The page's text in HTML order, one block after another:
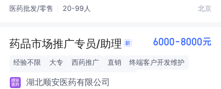
医药批发/零售 20-99人 北京
药品市场推广专员/助理 6000-8000元
经验不限 大专 西药推广 直销
终端客户开发维护
学术推广活动执行
市场信息收集分析
湖北顺安医药有限公司